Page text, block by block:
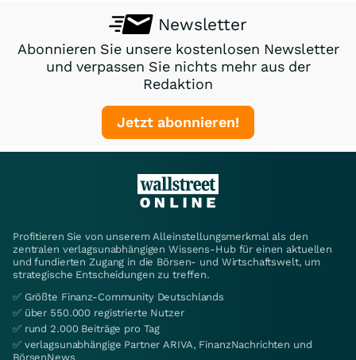
Newsletter
Abonnieren Sie unsere kostenlosen Newsletter
und verpassen Sie nichts mehr aus der
Redaktion
Jetzt abonnieren!
Profitieren Sie von unserem Alleinstellungsmerkmal als den
zentralen verlagsunabhängigen Wissens-Hub für einen aktuellen
und fundierten Zugang in die Börsen- und Wirtschaftswelt, um
strategische Entscheidungen zu treffen.
✅ Größte Finanz-Community Deutschlands
✅ über 550.000 registrierte Nutzer
✅ rund 2.000 Beiträge pro Tag
✅ verlagsunabhängige Partner ARIVA, FinanzNachrichten und
BörsenNews